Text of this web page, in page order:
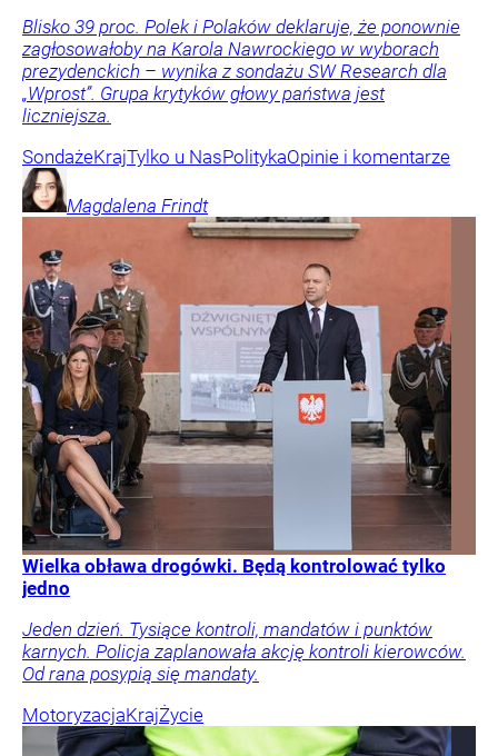
Blisko 39 proc. Polek i Polaków deklaruje, że ponownie
zagłosowałoby na Karola Nawrockiego w wyborach
prezydenckich – wynika z sondażu SW Research dla
„Wprost”. Grupa krytyków głowy państwa jest
liczniejsza.
SondażeKrajTylko u NasPolitykaOpinie i komentarze
Magdalena Frindt
Wielka obława drogówki. Będą kontrolować tylko
jedno
Jeden dzień. Tysiące kontroli, mandatów i punktów
karnych. Policja zaplanowała akcję kontroli kierowców.
Od rana posypią się mandaty.
MotoryzacjaKrajŻycie